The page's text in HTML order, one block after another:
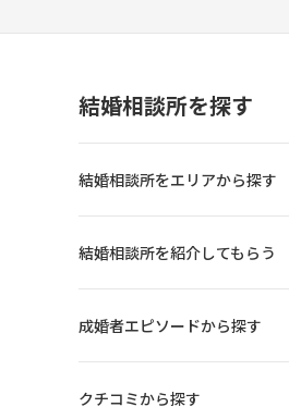
結婚相談所を探す
結婚相談所をエリアから探す
結婚相談所を紹介してもらう
成婚者エピソードから探す
クチコミから探す